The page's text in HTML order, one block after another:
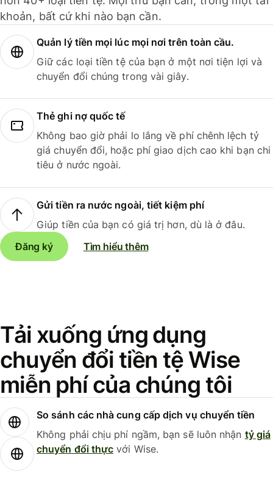
khoản, bất cứ khi nào bạn cần.
Quản lý tiền mọi lúc mọi nơi trên toàn cầu.
Giữ các loại tiền tệ của bạn ở một nơi tiện lợi và
chuyển đổi chúng trong vài giây.
Thẻ ghi nợ quốc tế
Không bao giờ phải lo lắng về phí chênh lệch tỷ
giá chuyển đổi, hoặc phí giao dịch cao khi bạn chi
tiêu ở nước ngoài.
Gửi tiền ra nước ngoài, tiết kiệm phí
Giúp tiền của bạn có giá trị hơn, dù là ở đâu.
Đăng ký
Tìm hiểu thêm
Tải xuống ứng dụng
chuyển đổi tiền tệ Wise
miễn phí của chúng tôi
So sánh các nhà cung cấp dịch vụ chuyển tiền
Không phải chịu phí ngầm, bạn sẽ luôn nhận tỷ giá
chuyển đổi thực với Wise.